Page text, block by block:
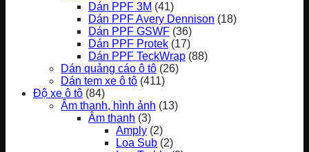
Dán PPF 3M (41)
Dán PPF Avery Dennison (18)
Dán PPF GSWF (36)
Dán PPF Protek (17)
Dán PPF TeckWrap (88)
Dán quảng cáo ô tô (26)
Dán tem xe ô tô (411)
Độ xe ô tô (84)
Âm thanh, hình ảnh (13)
Âm thanh (3)
Amply (2)
Loa Sub (2)